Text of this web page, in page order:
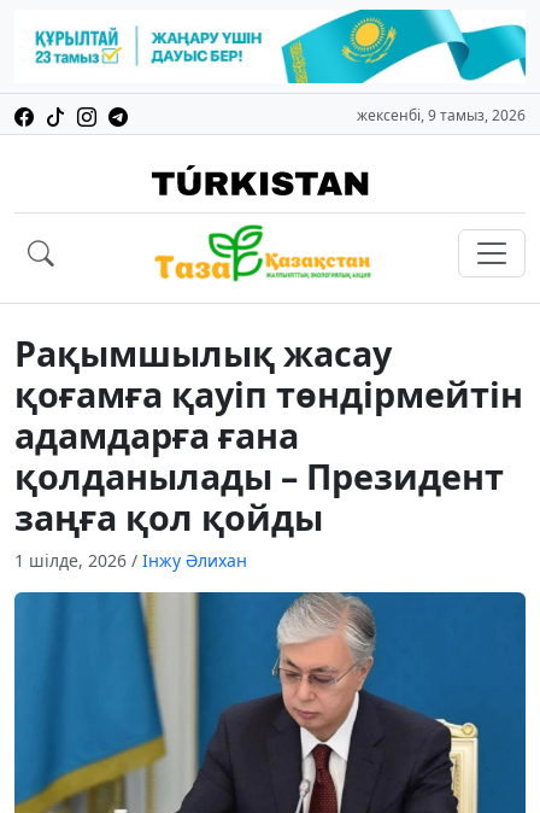
жексенбі, 9 тамыз, 2026
Рақымшылық жасау
қоғамға қауіп төндірмейтін
адамдарға ғана
қолданылады – Президент
заңға қол қойды
1 шілде, 2026 / Інжу Әлихан